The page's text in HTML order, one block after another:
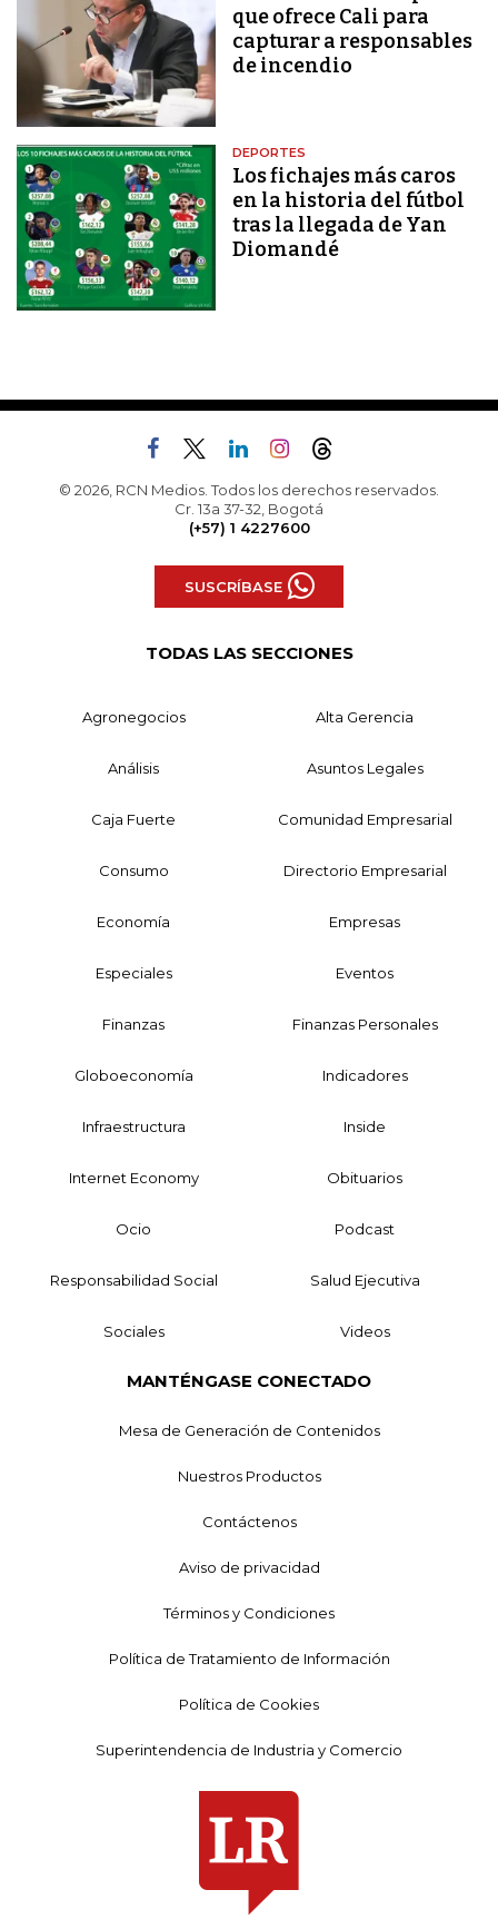
que ofrece Cali para
capturar a responsables
de incendio
DEPORTES
Los fichajes más caros
en la historia del fútbol
tras la llegada de Yan
Diomandé
© 2026, RCN Medios. Todos los derechos reservados.
Cr. 13a 37-32, Bogotá
(+57) 1 4227600
SUSCRÍBASE
TODAS LAS SECCIONES
Agronegocios Alta Gerencia
Análisis Asuntos Legales
Caja Fuerte Comunidad Empresarial
Consumo Directorio Empresarial
Economía Empresas
Especiales Eventos
Finanzas Finanzas Personales
Globoeconomía Indicadores
Infraestructura Inside
Internet Economy Obituarios
Ocio Podcast
Responsabilidad Social Salud Ejecutiva
Sociales Videos
MANTÉNGASE CONECTADO
Mesa de Generación de Contenidos
Nuestros Productos
Contáctenos
Aviso de privacidad
Términos y Condiciones
Política de Tratamiento de Información
Política de Cookies
Superintendencia de Industria y Comercio